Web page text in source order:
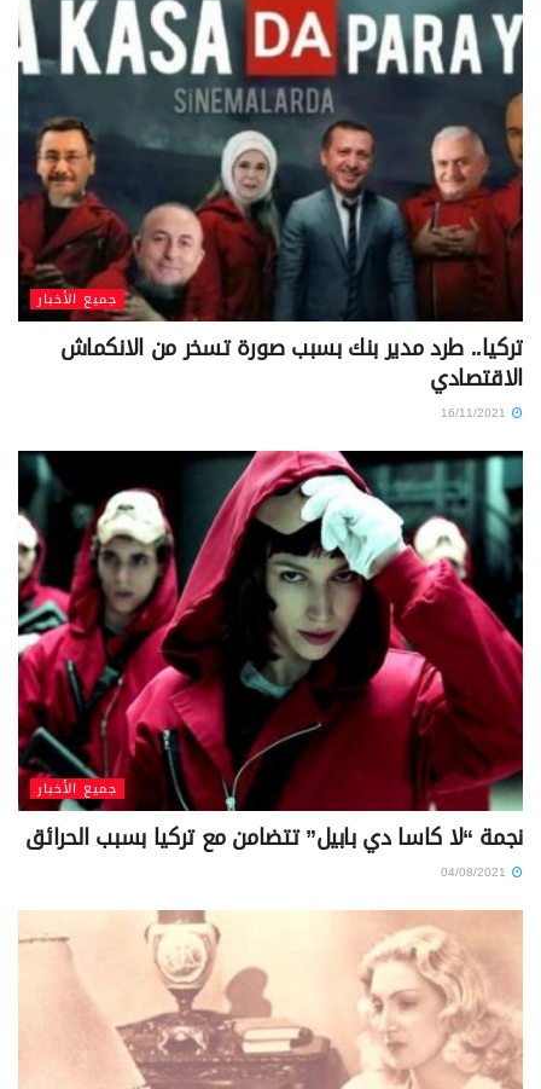
جميع الأخبار
تركيا.. طرد مدير بنك بسبب صورة تسخر من الانكماش
الاقتصادي
جميع الأخبار
نجمة “لا كاسا دي بابيل” تتضامن مع تركيا بسبب الحرائق